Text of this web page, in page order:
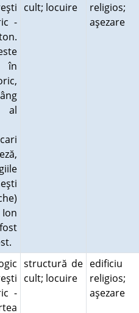
-
în
al
cult; locuire
religios;
aşezare
-
structură de
cult; locuire
edificiu
religios;
aşezare